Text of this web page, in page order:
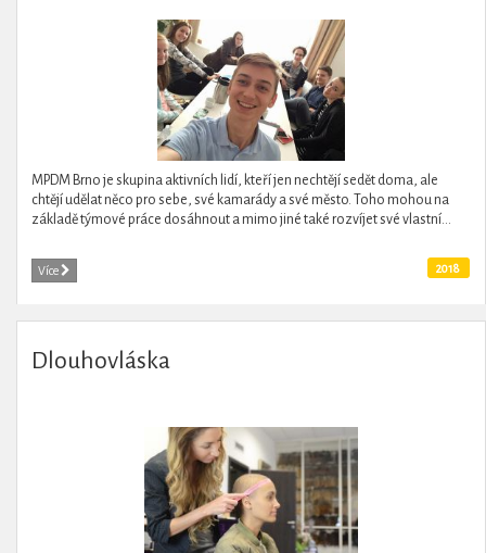
MPDM Brno je skupina aktivních lidí, kteří jen nechtějí sedět doma, ale
chtějí udělat něco pro sebe, své kamarády a své město. Toho mohou na
základě týmové práce dosáhnout a mimo jiné také rozvíjet své vlastní...
Více 2018
Dlouhovláska